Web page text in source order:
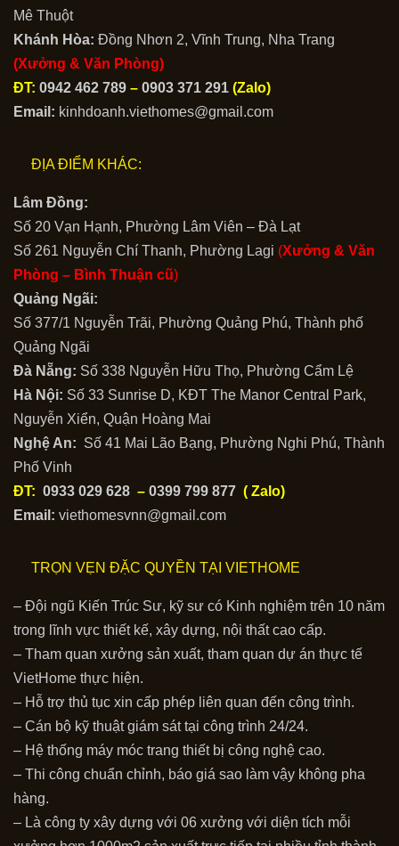
Mê Thuột
Khánh Hòa: Đồng Nhơn 2, Vĩnh Trung, Nha Trang
(Xưởng & Văn Phòng)
ĐT: 0942 462 789 – 0903 371 291 (Zalo)
Email: kinhdoanh.viethomes@gmail.com
ĐỊA ĐIỂM KHÁC:
Lâm Đồng:
Số 20 Vạn Hạnh, Phường Lâm Viên – Đà Lạt
Số 261 Nguyễn Chí Thanh, Phường Lagi (Xưởng & Văn
Phòng – Bình Thuận cũ)
Quảng Ngãi:
Số 377/1 Nguyễn Trãi, Phường Quảng Phú, Thành phố
Quảng Ngãi
Đà Nẵng: Số 338 Nguyễn Hữu Thọ, Phường Cẩm Lệ
Hà Nội: Số 33 Sunrise D, KĐT The Manor Central Park,
Nguyễn Xiển, Quận Hoàng Mai
Nghệ An: Số 41 Mai Lão Bạng, Phường Nghi Phú, Thành
Phố Vinh
ĐT: 0933 029 628 – 0399 799 877 ( Zalo)
Email: viethomesvnn@gmail.com
TRỌN VẸN ĐẶC QUYỀN TẠI VIETHOME
– Đội ngũ Kiến Trúc Sư, kỹ sư có Kinh nghiệm trên 10 năm
trong lĩnh vực thiết kế, xây dựng, nội thất cao cấp.
– Tham quan xưởng sản xuất, tham quan dự án thực tế
VietHome thực hiện.
– Hỗ trợ thủ tục xin cấp phép liên quan đến công trình.
– Cán bộ kỹ thuật giám sát tại công trình 24/24.
– Hệ thống máy móc trang thiết bị công nghệ cao.
– Thi công chuẩn chỉnh, báo giá sao làm vậy không pha
hàng.
– Là công ty xây dựng với 06 xưởng với diện tích mỗi